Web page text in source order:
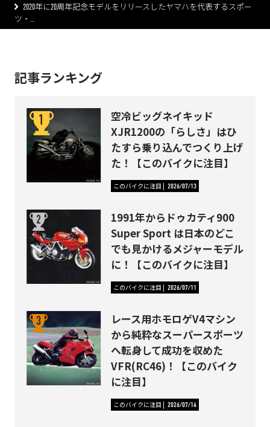
2020年に20周年記念モデルをリリースしたヤマハを代表するスポー
ツ・…
記事ランキング
空冷ビッグネイキッド
XJR1200の「らしさ」はひ
たすら乗り込んでつくり上げ
た！【このバイクに注目】
このバイクに注目 2026/07/13
1991年からドゥカティ900
Super Sport は日本のどこ
でも見かけるメジャーモデル
に！【このバイクに注目】
このバイクに注目 2026/07/11
レース用ホモロゲV4マシン
から純粋なスーパースポーツ
へ転身して成功を収めた
VFR(RC46)！【このバイク
に注目】
このバイクに注目 2026/07/14